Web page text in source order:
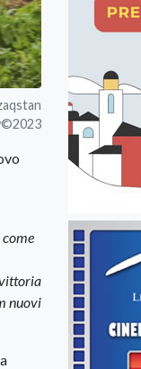
vittoria
nuovi